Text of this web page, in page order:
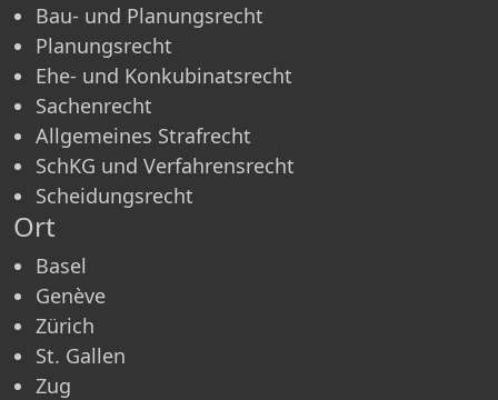
Bau- und Planungsrecht
Planungsrecht
Ehe- und Konkubinatsrecht
Sachenrecht
Allgemeines Strafrecht
SchKG und Verfahrensrecht
Scheidungsrecht
Ort
Basel
Genève
Zürich
St. Gallen
Zug